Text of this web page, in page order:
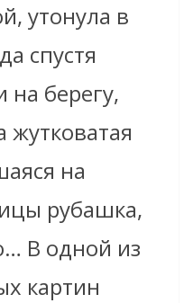
утонула в
спустя
берегу,
жутковатая
на
рубашка,
В одной из
картин